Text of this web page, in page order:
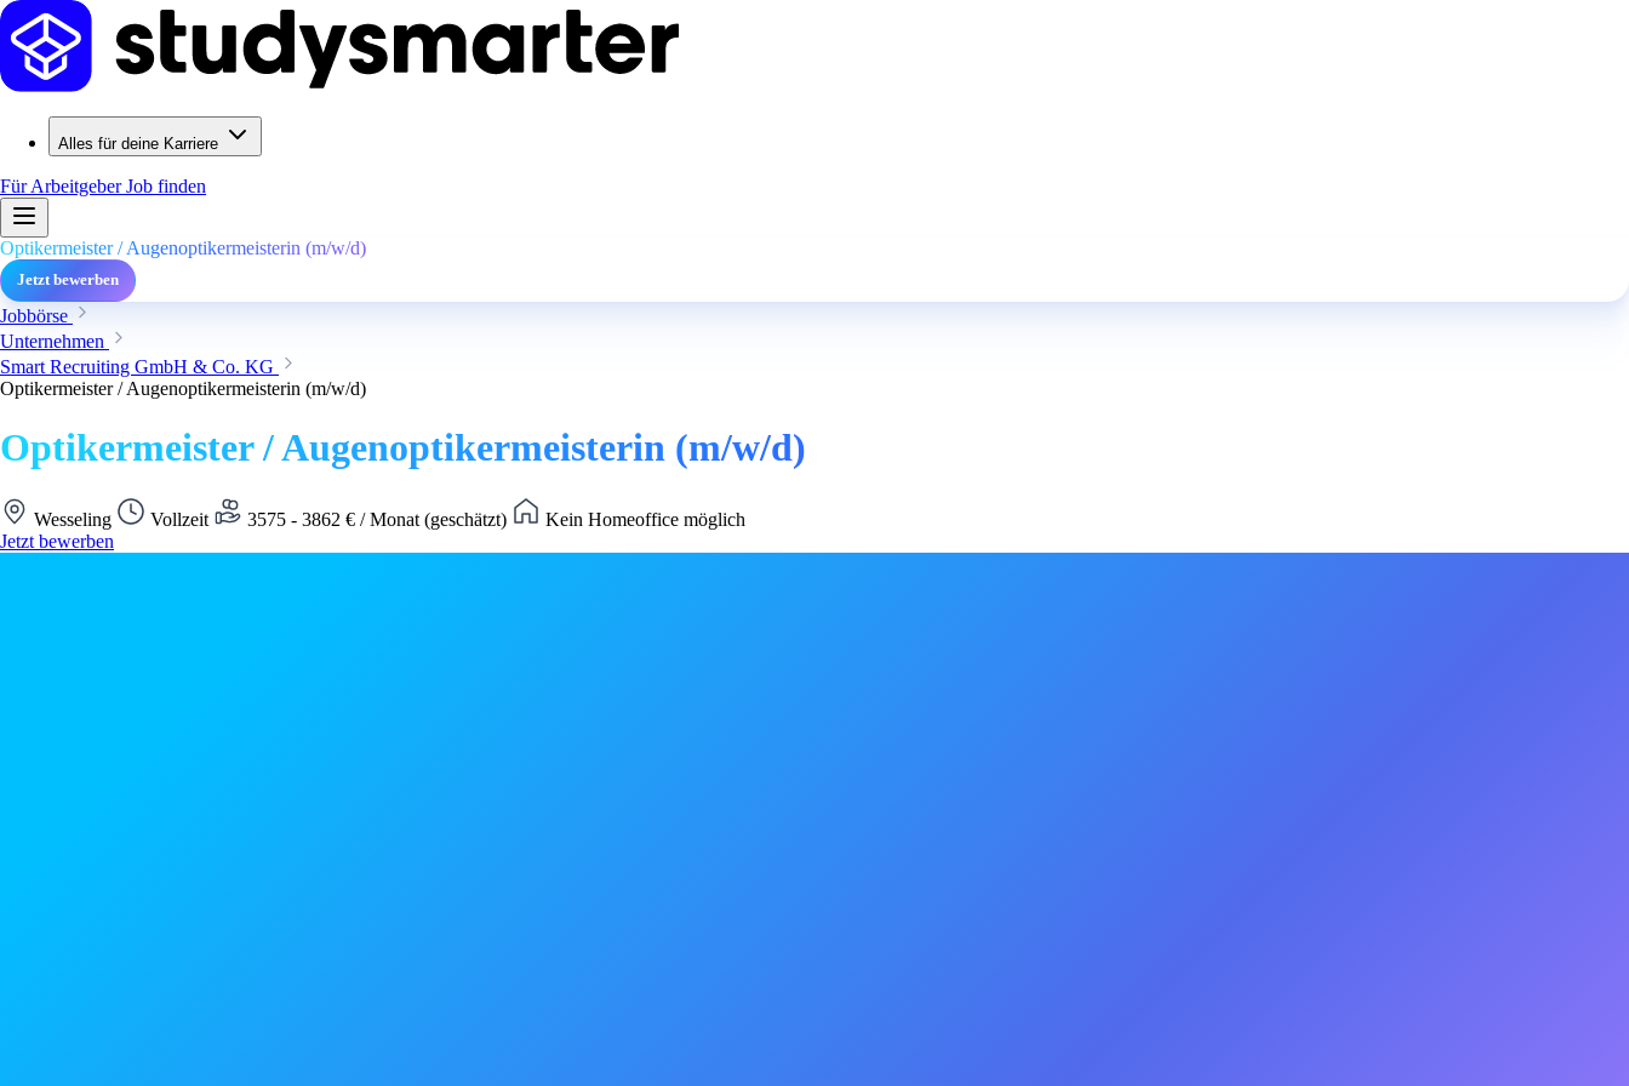
Alles für deine Karriere
Für ArbeitgeberJob finden
Optikermeister / Augenoptikermeisterin (m/w/d)
Jetzt bewerben
Jobbörse
Unternehmen
Smart Recruiting GmbH & Co. KG
Optikermeister / Augenoptikermeisterin (m/w/d)
Optikermeister / Augenoptikermeisterin (m/w/d)
Wesseling Vollzeit 3575 - 3862 € / Monat (geschätzt)
Kein Homeoffice möglich
Jetzt bewerben